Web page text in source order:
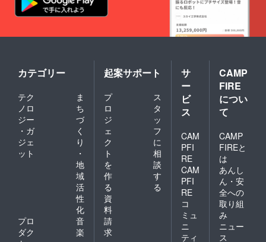
いる飲
食料金
と。曜
よって
も異な
す。
演者側
で値段
する、
になる
料金を
指しま
す。
（注
４）飲
食代と
HOTコ
ロッケ
でお願
いして
いる飲
食料金
のこ
と。曜
日やラ
イブに
よって
カテゴリー
テク
ノロ
ジー
・ガ
ジェ
ット
ま
ち
づ
く
り
・
地
域
活
性
化
プロ
ダク
音
楽
起案サポート
プ
ロ
ジ
ェ
ク
ト
を
作
る
ス
タ
ッ
フ
に
相
談
す
る
資
料
請
求
サ
ー
ビ
ス
CAM
PFI
RE
CAM
PFI
RE
コ
ミュ
ニ
ティ
CAMP
FIRE
につい
て
CAMP
FIREと
は
あんし
ん・安
全への
取り組
み
ニュー
ス